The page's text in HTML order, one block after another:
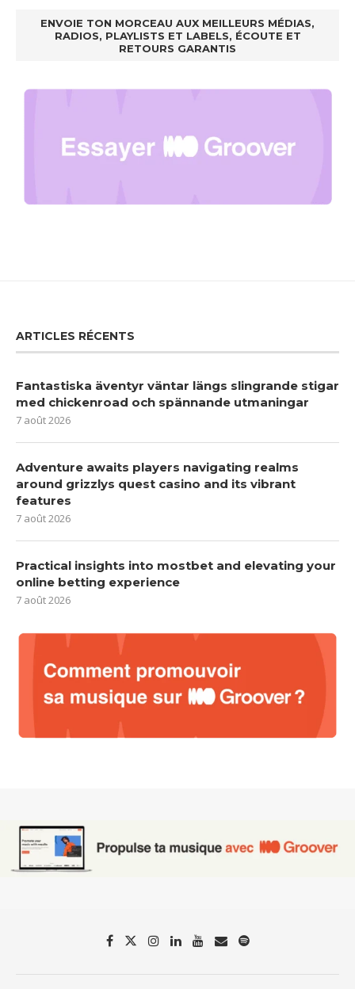
ENVOIE TON MORCEAU AUX MEILLEURS MÉDIAS,
RADIOS, PLAYLISTS ET LABELS, ÉCOUTE ET
RETOURS GARANTIS
ARTICLES RÉCENTS
Fantastiska äventyr väntar längs slingrande stigar
med chickenroad och spännande utmaningar
7 août 2026
Adventure awaits players navigating realms
around grizzlys quest casino and its vibrant
features
7 août 2026
Practical insights into mostbet and elevating your
online betting experience
7 août 2026